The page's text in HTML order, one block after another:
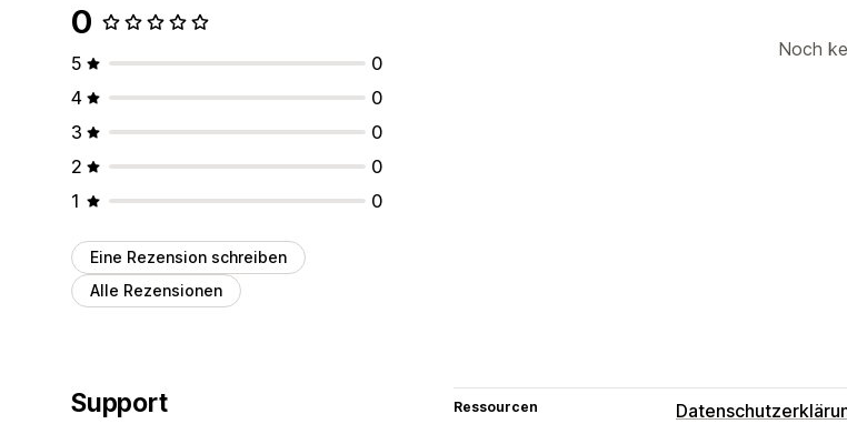
0
5
0
4
0
3
0
2
0
1
0
Eine Rezension schreiben
Alle Rezensionen
Noch
Support Ressourcen